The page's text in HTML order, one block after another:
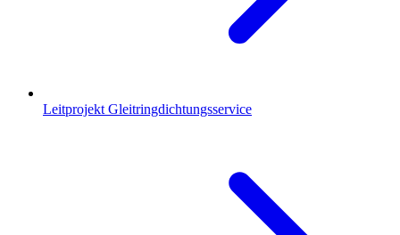
Leitprojekt Gleitringdichtungsservice